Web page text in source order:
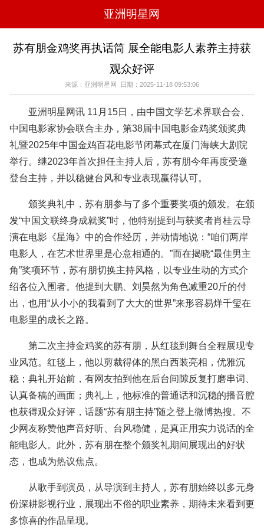
亚洲明星网
电影 电视 综艺
音乐
时尚
八卦 华人男明星
华人女明星
韩国男明星 日本男明星
欧美男明星 泰国女明星
苏有朋金鸡奖再执话筒 展全能电影人素养主持获
观众好评
来源：亚洲明星网 日期：2025-11-18 09:53:06
亚洲明星网讯 11月15日，由中国文学艺术界联合会、
中国电影家协会联合主办，第38届中国电影金鸡奖颁奖典
礼暨2025年中国金鸡百花电影节闭幕式在厦门海峡大剧院
举行。继2023年首次担任主持人后，苏有朋今年再度受邀
登台主持，并以稳健台风和专业表现赢得认可。
颁奖典礼中，苏有朋参与了多个重要奖项的颁发。在颁
发“中国文联终身成就奖”时，他特别提到与获奖者肖桂云导
演在电影《星海》中的合作经历，并动情地说：“咱们两岸
电影人，在艺术世界里是心意相通的。”而在揭晓“最佳男主
角”奖项环节，苏有朋切换主持风格，以专业生动的方式介
绍各位入围者。他提到大鹏、刘昊然为角色减重20斤的付
出，也用“从小小的我看到了大大的世界”来形容易烊千玺在
电影里的成长之路。
第二次主持金鸡奖的苏有朋，从红毯到舞台全程展现专
业风范。红毯上，他以剪裁得体的黑白西装亮相，优雅沉
稳；典礼开始前，有网友拍到他在后台间隙反复打磨串词、
认真备稿的画面；典礼上，他标准的普通话和沉稳的播音腔
也获得观众好评，话题“苏有朋主持”随之登上微博热搜。不
少网友称赞他声音好听、台风稳健，是真正用实力说话的全
能电影人。此外，苏有朋在整个颁奖礼期间展现出的好状
态，也成为热议焦点。
从歌手到演员，从导演到主持人，苏有朋始终以多元身
份深耕影视行业，展现出不俗的职业素养，期待未来看到更
多惊喜的作品呈现。